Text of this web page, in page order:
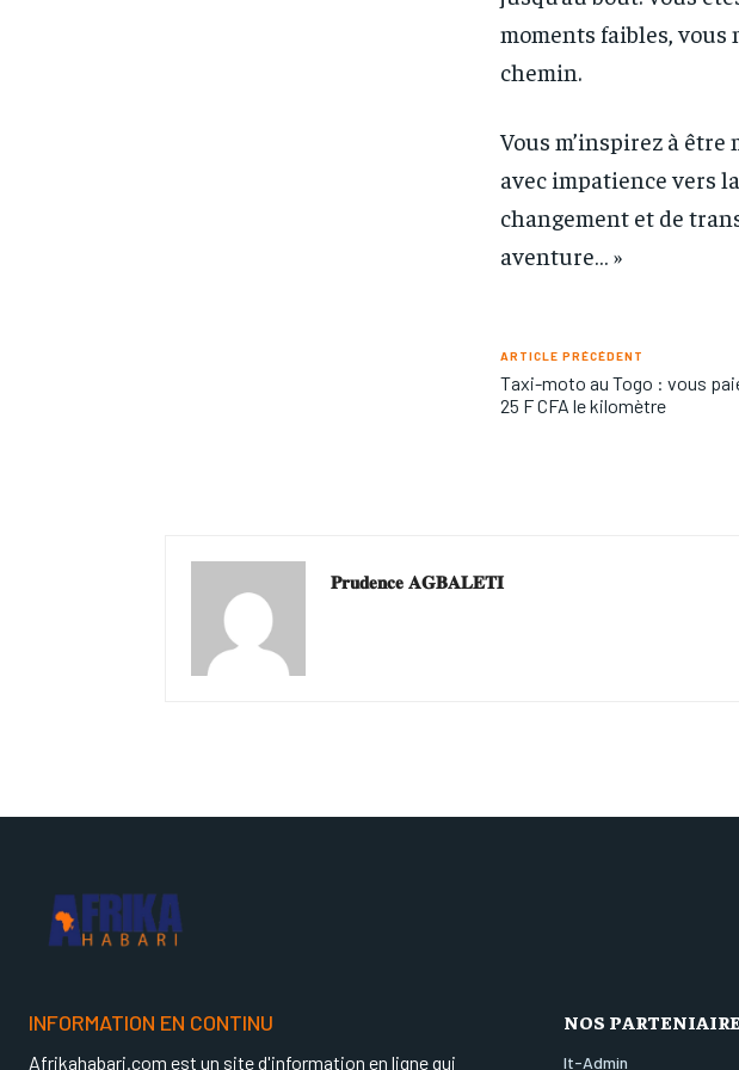
moments faibles, vous
chemin.
Vous m’inspirez à
avec impatience vers
changement et de
aventure… »
ARTICLE PRÉCÉDENT
Taxi-moto au Togo : vous
25 F CFA le kilomètre
𝐏𝐫𝐮𝐝𝐞𝐧𝐜𝐞 𝐀𝐆𝐁𝐀𝐋𝐄𝐓𝐈
INFORMATION EN CONTINU
Afrikahabari.com est un site d'information en ligne qui
NOS
It-Admin